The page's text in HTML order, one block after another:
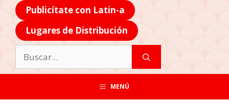
Publicítate con Latin-a
Lugares de Distribución
MENÚ